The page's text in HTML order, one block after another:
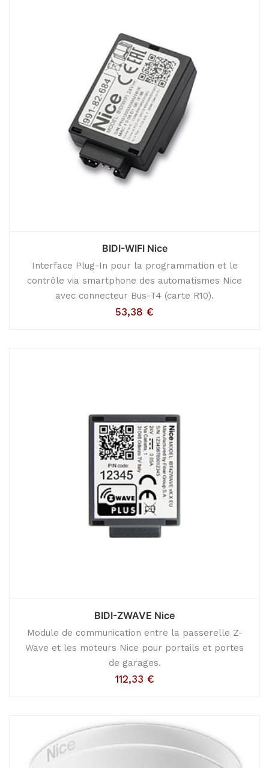
BIDI-WIFI Nice
Interface Plug-In pour la programmation et le
contrôle via smartphone des automatismes Nice
avec connecteur Bus-T4 (carte R10).
53,38 €
BIDI-ZWAVE Nice
Module de communication entre la passerelle Z-
Wave et les moteurs Nice pour portails et portes
de garages.
112,33 €